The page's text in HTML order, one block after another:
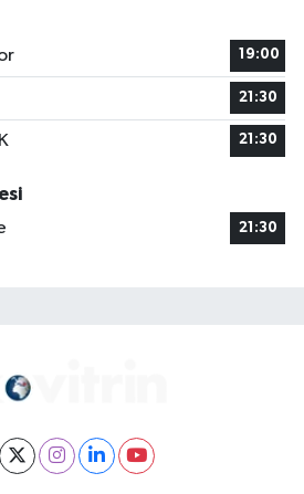
19:00
21:30
21:30
21:30